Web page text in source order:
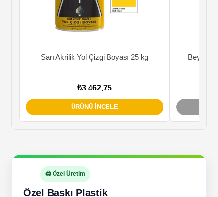
Sarı Akrilik Yol Çizgi Boyası 25 kg
₺3.462,75
ÜRÜNÜ İNCELE
Beyaz
🖨️ Özel Üretim
Özel Baskı Plastik